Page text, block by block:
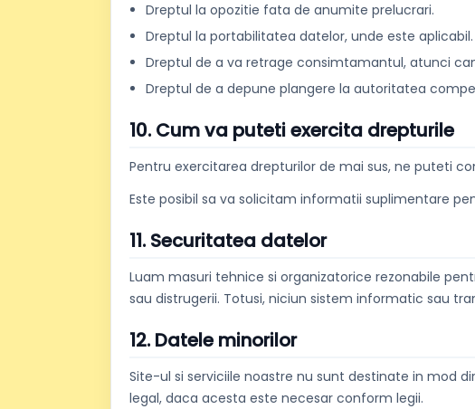
Dreptul la opozitie fata de anumite prelucrari.
Dreptul la portabilitatea datelor, unde este aplicabil.
Dreptul de a va retrage consimtamantul, atunci
Dreptul de a depune plangere la autoritatea
10. Cum va puteti exercita drepturile
Pentru exercitarea drepturilor de mai sus, ne puteti
Este posibil sa va solicitam informatii suplimentare
11. Securitatea datelor
Luam masuri tehnice si organizatorice rezonabile
sau distrugerii. Totusi, niciun sistem informatic sau
12. Datele minorilor
Site-ul si serviciile noastre nu sunt destinate in mod
legal, daca acesta este necesar conform legii.